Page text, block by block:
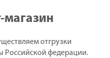
магазин
отгрузки
Российской федерации.